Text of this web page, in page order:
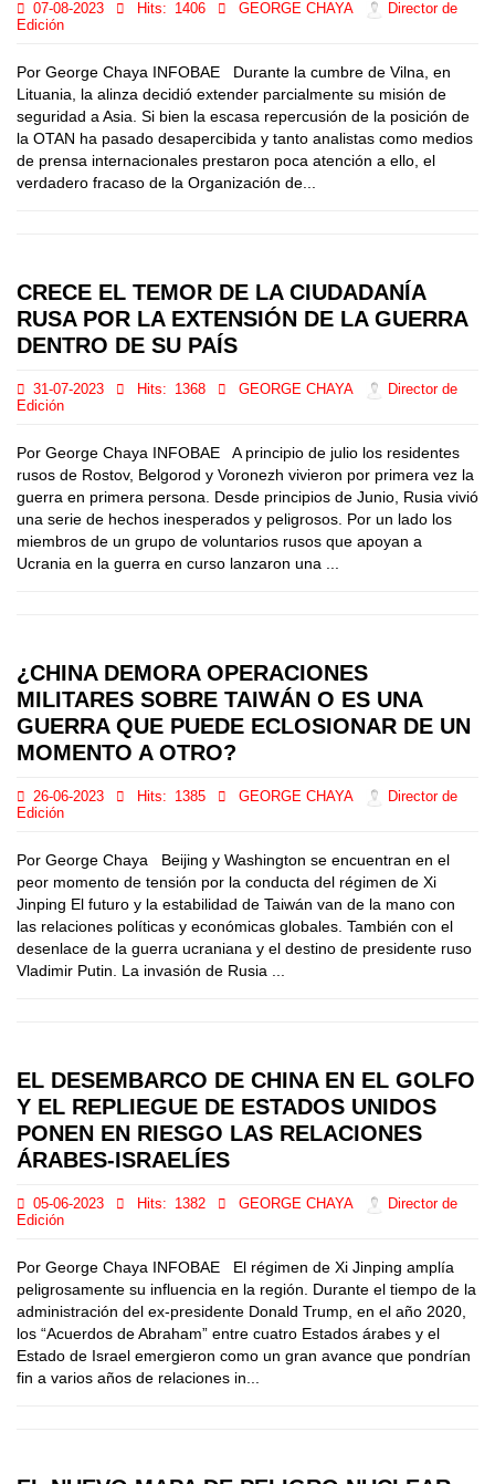
07-08-2023 Hits: 1406 GEORGE CHAYA
Director de
Edición
Por George Chaya INFOBAE Durante la cumbre de Vilna, en
Lituania, la alinza decidió extender parcialmente su misión de
seguridad a Asia. Si bien la escasa repercusión de la posición de
la OTAN ha pasado desapercibida y tanto analistas como medios
de prensa internacionales prestaron poca atención a ello, el
verdadero fracaso de la Organización de...
CRECE EL TEMOR DE LA CIUDADANÍA
RUSA POR LA EXTENSIÓN DE LA GUERRA
DENTRO DE SU PAÍS
31-07-2023 Hits: 1368 GEORGE CHAYA
Director de
Edición
Por George Chaya INFOBAE A principio de julio los residentes
rusos de Rostov, Belgorod y Voronezh vivieron por primera vez la
guerra en primera persona. Desde principios de Junio, Rusia vivió
una serie de hechos inesperados y peligrosos. Por un lado los
miembros de un grupo de voluntarios rusos que apoyan a
Ucrania en la guerra en curso lanzaron una ...
¿CHINA DEMORA OPERACIONES
MILITARES SOBRE TAIWÁN O ES UNA
GUERRA QUE PUEDE ECLOSIONAR DE UN
MOMENTO A OTRO?
26-06-2023 Hits: 1385 GEORGE CHAYA
Director de
Edición
Por George Chaya Beijing y Washington se encuentran en el
peor momento de tensión por la conducta del régimen de Xi
Jinping El futuro y la estabilidad de Taiwán van de la mano con
las relaciones políticas y económicas globales. También con el
desenlace de la guerra ucraniana y el destino de presidente ruso
Vladimir Putin. La invasión de Rusia ...
EL DESEMBARCO DE CHINA EN EL GOLFO
Y EL REPLIEGUE DE ESTADOS UNIDOS
PONEN EN RIESGO LAS RELACIONES
ÁRABES-ISRAELÍES
05-06-2023 Hits: 1382 GEORGE CHAYA
Director de
Edición
Por George Chaya INFOBAE El régimen de Xi Jinping amplía
peligrosamente su influencia en la región. Durante el tiempo de la
administración del ex-presidente Donald Trump, en el año 2020,
los “Acuerdos de Abraham” entre cuatro Estados árabes y el
Estado de Israel emergieron como un gran avance que pondrían
fin a varios años de relaciones in...